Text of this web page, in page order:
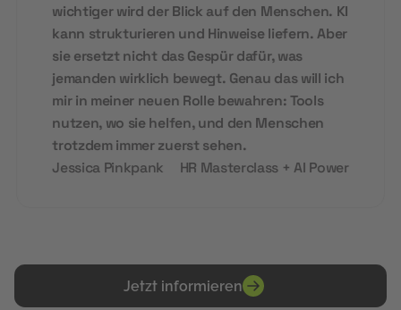
wichtiger wird der Blick auf den Menschen. KI
kann strukturieren und Hinweise liefern. Aber
sie ersetzt nicht das Gespür dafür, was
jemanden wirklich bewegt. Genau das will ich
mir in meiner neuen Rolle bewahren: Tools
nutzen, wo sie helfen, und den Menschen
trotzdem immer zuerst sehen.
Jessica Pinkpank
HR Masterclass + AI Power
Jetzt informieren